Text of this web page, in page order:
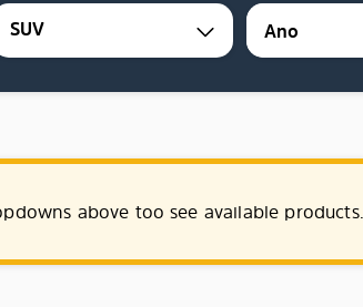
SUV
above too see available products.